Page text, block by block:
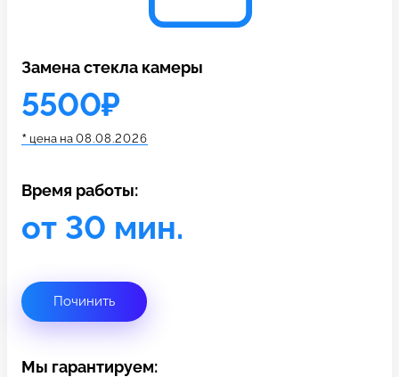
c 10:00 до 21:00
Связаться с нами
Замена стекла камеры
5500₽
* цена на 08.08.2026
Время работы:
от 30 мин.
Починить
Мы гарантируем: